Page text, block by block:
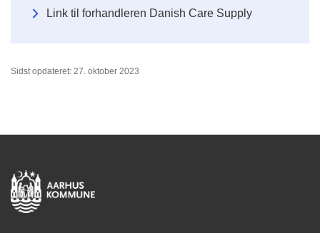
Link til forhandleren Danish Care Supply
Sidst opdateret: 27. oktober 2023